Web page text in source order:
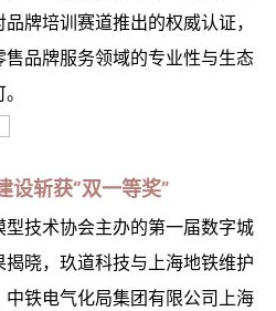
牌培训赛道推出的权威认证，
品牌服务领域的专业性与生态
设斩获“双一等奖”
技术协会主办的第一届数字城
晓，玖道科技与上海地铁维护
铁电气化局集团有限公司上海